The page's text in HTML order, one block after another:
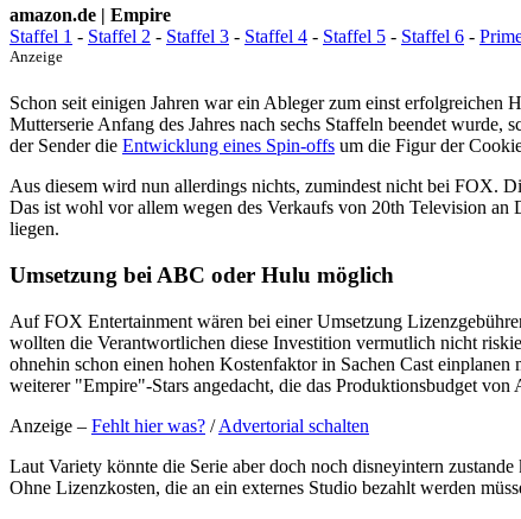
amazon.de | Empire
Staffel 1 - Staffel 2 - Staffel 3 - Staffel 4 - Staffel 5 - Staffel 6 -
Anzeige
Schon seit einigen Jahren war ein Ableger zum einst
Mutterserie Anfang des Jahres nach sechs Staffeln beendet
der Sender die Entwicklung eines Spin-offs um die Figur der
Aus diesem wird nun allerdings nichts, zumindest nicht bei FOX.
Das ist wohl vor allem wegen des Verkaufs von 20th Television
liegen.
Umsetzung bei ABC oder Hulu möglich
Auf FOX Entertainment wären bei einer Umsetzung
wollten die Verantwortlichen diese Investition vermutlich nicht
ohnehin schon einen hohen Kostenfaktor in Sachen Cast
weiterer "Empire"-Stars angedacht, die das Produktionsbudget von
Anzeige – Fehlt hier was? /Advertorial schalten
Laut Variety könnte die Serie aber doch noch disneyintern
Ohne Lizenzkosten, die an ein externes Studio bezahlt werden